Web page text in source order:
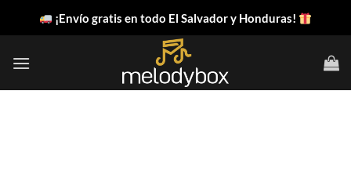
¡Envío gratis en todo El Salvador y Honduras!